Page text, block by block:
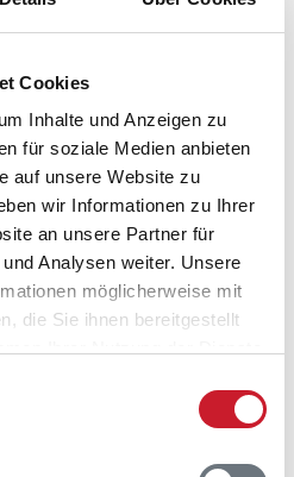
Cookies
Inhalte und Anzeigen zu
für soziale Medien anbieten
auf unsere Website zu
wir Informationen zu Ihrer
an unsere Partner für
Analysen weiter. Unsere
möglicherweise mit
die Sie ihnen bereitgestellt
anklicken
und Preis angezeigt
Anzahl Reisende
bei Änderungen des
bei der
der Ausstattung ergeben
gewählter Zeitraum
11